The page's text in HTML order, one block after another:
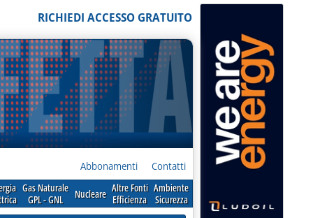
RICHIEDI ACCESSO GRATUITO
Abbonamenti Contatti
Gas Naturale
GPL - GNL
Nucleare Altre Fonti
Efficienza
Ambiente
Sicurezza